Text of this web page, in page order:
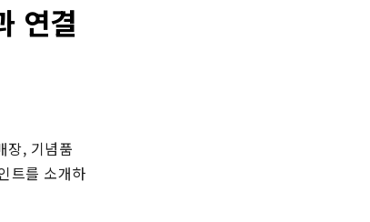
연결
장, 기념품
트를 소개하